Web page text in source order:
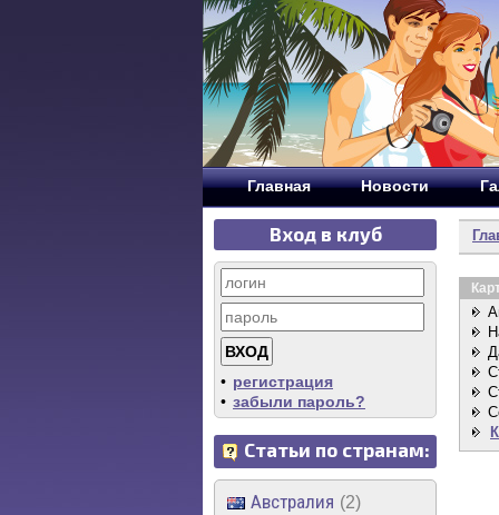
Главная Новости
Вход в клуб
• регистрация
• забыли пароль?
Статьи по странам:
Австралия 2